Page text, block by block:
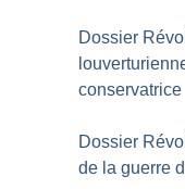
Dossier
conservatrice
Dossier
de la guerre